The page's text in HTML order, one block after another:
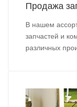
Продажа
В нашем
запчастей и
различных